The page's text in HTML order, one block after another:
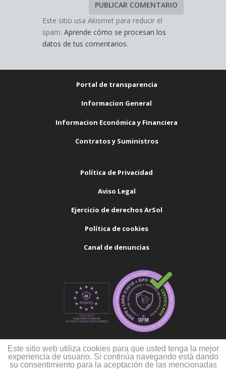
Este sitio usa Akismet para reducir el
spam. Aprende cómo se procesan los
datos de tus comentarios.
Portal de transparencia
Informacion General
Informacion Económica y Financiera
Contratos y Suministros
Política de Privacidad
Aviso Legal
Ejercicio de derechos ArSol
Política de cookies
Canal de denuncias
Este sitio web utiliza cookies para que usted tenga la mejor
experiencia de usuario. Si continúa navegando está dando
su consentimiento para la aceptación de las mencionadas